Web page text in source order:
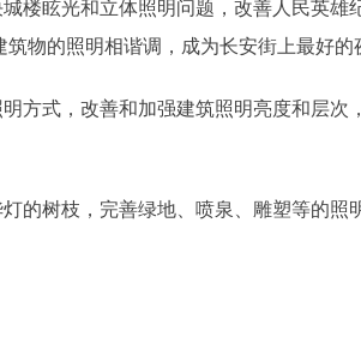
眩光和立体照明问题，改善人民英雄
物的照明相谐调，成为长安街上最好的
式，改善和加强建筑照明亮度和层次
树枝，完善绿地、喷泉、雕塑等的照